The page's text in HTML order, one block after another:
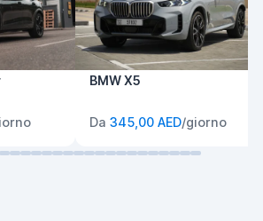
BMW X5
Da 345,00 AED/giorno